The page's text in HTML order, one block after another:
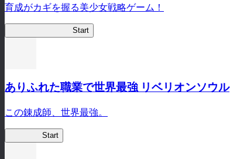
育成がカギを握る美少女戦略ゲーム！
Start
ありふれた職業で世界最強 リベリオンソウル
この錬成師、世界最強。
Start